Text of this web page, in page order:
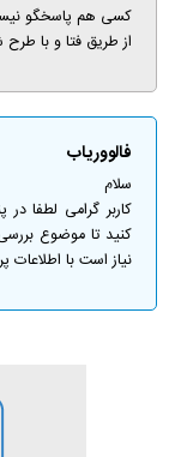
کسی هم پاسخگو
از طریق فتا و با
فالووریاب
سلام
کاربر گرامی لطفا
کنید تا موضوع
نیاز است با اطلاعات